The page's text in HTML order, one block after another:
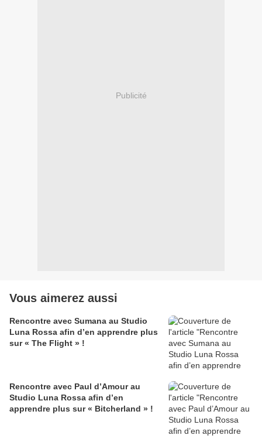
Publicité
Vous aimerez aussi
Rencontre avec Sumana au Studio
Luna Rossa afin d’en apprendre plus
sur « The Flight » !
Rencontre avec Paul d’Amour au
Studio Luna Rossa afin d’en
apprendre plus sur « Bitcherland » !